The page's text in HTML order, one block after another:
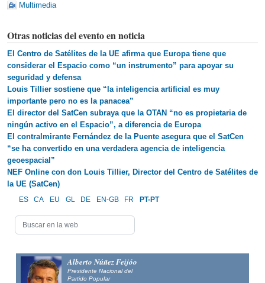
Multimedia
Otras noticias del evento en noticia
El Centro de Satélites de la UE afirma que Europa tiene que
considerar el Espacio como “un instrumento” para apoyar su
seguridad y defensa
Louis Tillier sostiene que “la inteligencia artificial es muy
importante pero no es la panacea”
El director del SatCen subraya que la OTAN “no es propietaria de
ningún activo en el Espacio”, a diferencia de Europa
El contralmirante Fernández de la Puente asegura que el SatCen
“se ha convertido en una verdadera agencia de inteligencia
geoespacial”
NEF Online con don Louis Tillier, Director del Centro de Satélites de
la UE (SatCen)
ES CA EU GL DE EN-GB FR PT-PT
Alberto Núñez Feijóo
Presidente Nacional del
Partido Popular